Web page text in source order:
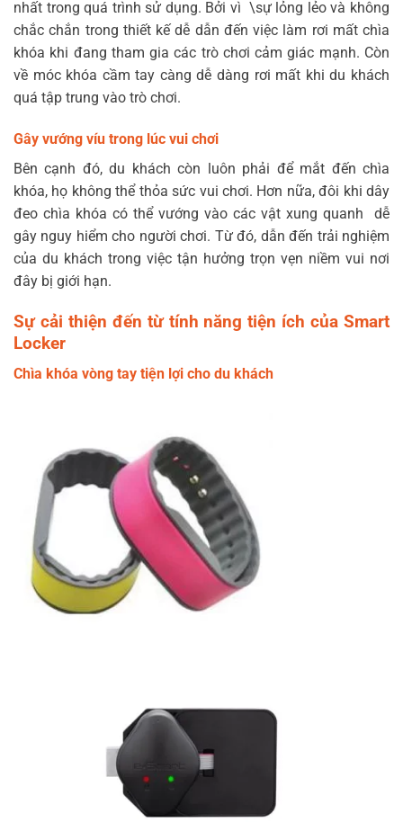
nhất trong quá trình sử dụng. Bởi vì \sự lỏng lẻo và không
chắc chắn trong thiết kế dễ dẫn đến việc làm rơi mất chìa
khóa khi đang tham gia các trò chơi cảm giác mạnh. Còn
về móc khóa cầm tay càng dễ dàng rơi mất khi du khách
quá tập trung vào trò chơi.
Gây vướng víu trong lúc vui chơi
Bên cạnh đó,du khách còn luôn phải để mắt đến chìa
khóa, họ không thể thỏa sức vui chơi. Hơn nữa, đôi khi dây
đeo chìa khóa có thể vướng vào các vật xung quanh dễ
gây nguy hiểm cho người chơi. Từ đó, dẫn đến trải nghiệm
của du khách trong việc tận hưởng trọn vẹn niềm vui nơi
đây bị giới hạn.
Sự cải thiện đến từ tính năng tiện ích của Smart
Locker
Chìa khóa vòng tay tiện lợi cho du khách